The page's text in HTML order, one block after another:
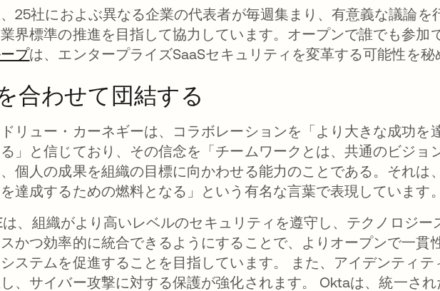
25社におよぶ異なる企業の代表者が毎週集まり、有意義な議論を
界標準の推進を目指して協力しています。オープンで誰でも参加
プは、エンタープライズSaaSセキュリティを変革する可能性を秘
合わせて団結する
リュー・カーネギーは、コラボレーションを「より大きな成功を
」と信じており、その信念を「チームワークとは、共通のビジョ
個人の成果を組織の目標に向かわせる能力のことである。それは
達成するための燃料となる」という有名な言葉で表現しています。
は、組織がより高いレベルのセキュリティを遵守し、テクノロジ
かつ効率的に統合できるようにすることで、よりオープンで一貫
ステムを促進することを目指しています。 また、アイデンティ
、サイバー攻撃に対する保護が強化されます。 Oktaは、統一さ